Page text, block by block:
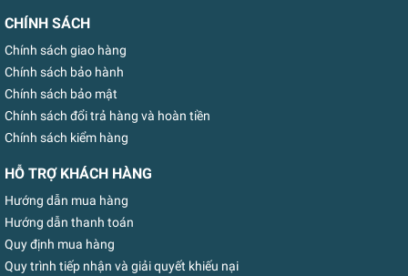
CHÍNH SÁCH
Chính sách giao hàng
Chính sách bảo hành
Chính sách bảo mật
Chính sách đổi trả hàng và hoàn tiền
Chính sách kiểm hàng
HỖ TRỢ KHÁCH HÀNG
Hướng dẫn mua hàng
Hướng dẫn thanh toán
Quy định mua hàng
Quy trình tiếp nhận và giải quyết khiếu nại